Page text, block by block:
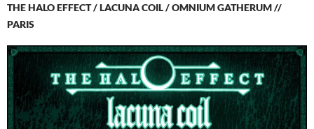
THE HALO EFFECT / LACUNA COIL / OMNIUM GATHERUM //
PARIS